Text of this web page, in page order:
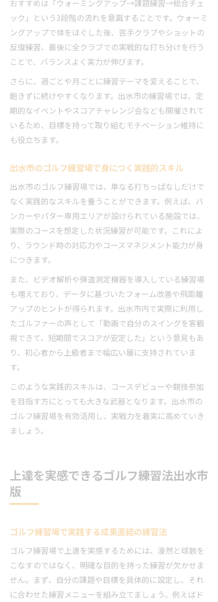
おすすめは「ウォーミングアップ→課題練習→総合チェ
ック」という3段階の流れを意識することです。ウォーミ
ングアップで体をほぐした後、苦手クラブやショットの
反復練習、最後に全クラブでの実戦的な打ち分けを行う
ことで、バランスよく実力が伸びます。
さらに、週ごとや月ごとに練習テーマを変えることで、
飽きずに続けやすくなります。出水市の練習場では、定
期的なイベントやスコアチャレンジ会なども開催されて
いるため、目標を持って取り組むモチベーション維持に
も役立ちます。
出水市のゴルフ練習場で身につく実践的スキル
出水市のゴルフ練習場では、単なる打ちっぱなしだけで
なく実践的なスキルを養うことができます。例えば、バ
ンカーやパター専用エリアが設けられている施設では、
実際のコースを想定した状況練習が可能です。これによ
り、ラウンド時の対応力やコースマネジメント能力が身
につきます。
また、ビデオ解析や弾道測定機器を導入している練習場
も増えており、データに基づいたフォーム改善や飛距離
アップのヒントが得られます。出水市内で実際に利用し
たゴルファーの声として「動画で自分のスイングを客観
視できて、短期間でスコアが安定した」という意見もあ
り、初心者から上級者まで幅広い層に支持されていま
す。
このような実践的スキルは、コースデビューや競技参加
を目指す方にとっても大きな武器となります。出水市の
ゴルフ練習場を有効活用し、実戦力を着実に高めていき
ましょう。
上達を実感できるゴルフ練習法出水市
版
ゴルフ練習場で実践する成果直結の練習法
ゴルフ練習場で上達を実感するためには、漫然と球数を
こなすのではなく、明確な目的を持った練習が欠かせま
せん。まず、自分の課題や目標を具体的に設定し、それ
に合わせた練習メニューを組み立てましょう。例えばド